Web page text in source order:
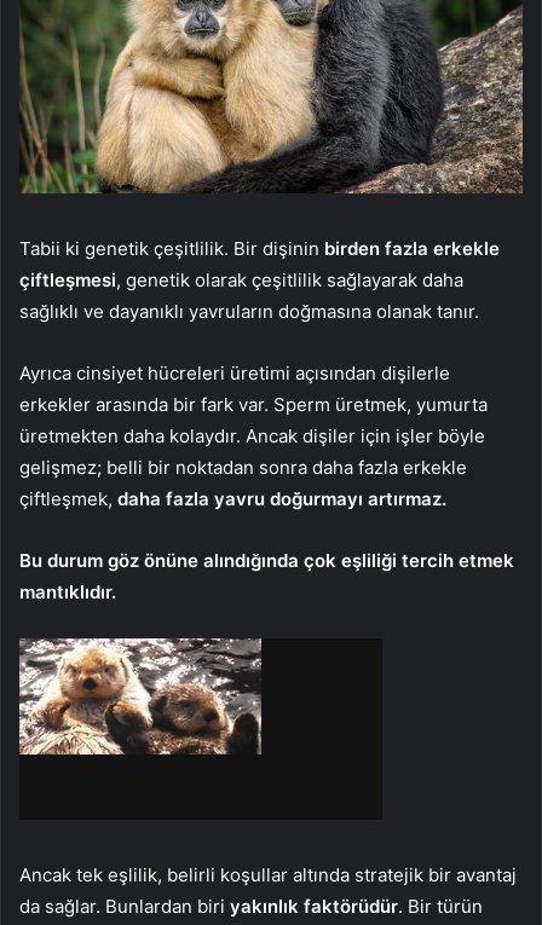
Tabii ki genetik çeşitlilik. Bir dişinin birden fazla erkekle
çiftleşmesi, genetik olarak çeşitlilik sağlayarak daha
sağlıklı ve dayanıklı yavruların doğmasına olanak tanır.
Ayrıca cinsiyet hücreleri üretimi açısından dişilerle
erkekler arasında bir fark var. Sperm üretmek, yumurta
üretmekten daha kolaydır. Ancak dişiler için işler böyle
gelişmez; belli bir noktadan sonra daha fazla erkekle
çiftleşmek, daha fazla yavru doğurmayı artırmaz.
Bu durum göz önüne alındığında çok eşliliği tercih etmek
mantıklıdır.
Ancak tek eşlilik, belirli koşullar altında stratejik bir avantaj
da sağlar. Bunlardan biri yakınlık faktörüdür. Bir türün